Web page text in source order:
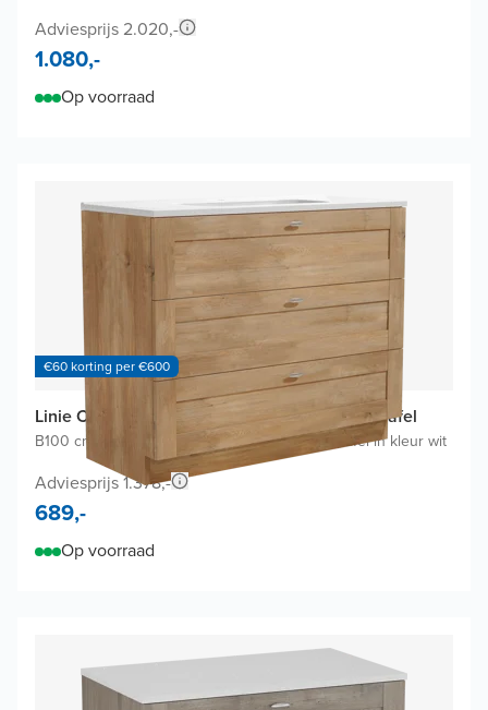
Adviesprijs 2.020,-
1.080,-
Op voorraad
€60 korting per €600
Linie Classo badkamermeubel met Baro Wastafel
B100 cm x D46 cm Onderkast Natuur eik|Wastafel in kleur wit
Adviesprijs 1.378,-
689,-
Op voorraad